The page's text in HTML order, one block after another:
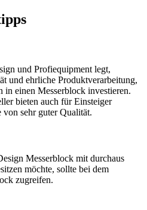
und Profiequipment legt,
und ehrliche Produktverarbeitung,
in einen Messerblock investieren.
bieten auch für Einsteiger
sehr guter Qualität.
Messerblock mit durchaus
möchte, sollte bei dem
zugreifen.